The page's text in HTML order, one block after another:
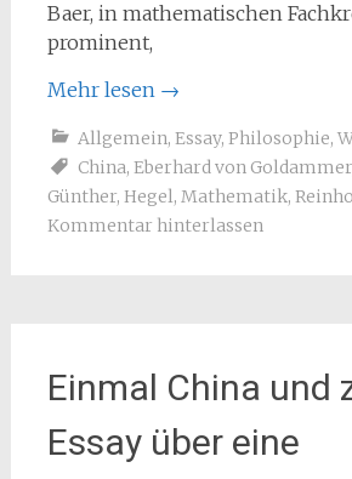
Baer, in mathematischen
prominent,
Mehr lesen →
Allgemein, Essay, Philosophie,
China, Eberhard von Goldammer
Günther, Hegel, Mathematik,
Kommentar hinterlassen
Einmal China und
Essay über eine